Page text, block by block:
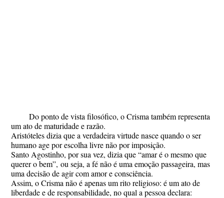
Do ponto de vista filosófico, o Crisma também representa
um ato de maturidade e razão.
Aristóteles dizia que a verdadeira virtude nasce quando o ser
humano age por escolha livre não por imposição.
Santo Agostinho, por sua vez, dizia que“amar é o mesmo que
querer o bem”, ou seja, a fé não é uma emoção passageira, mas
uma decisão de agir com amor e consciência.
Assim, o Crisma não é apenas um rito religioso: é um ato de
liberdade e de responsabilidade, no qual a pessoa declara: